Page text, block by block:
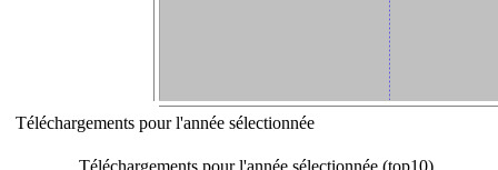
Téléchargements pour l'année sélectionnée
Téléchargements pour l'année sélectionnée (top10)